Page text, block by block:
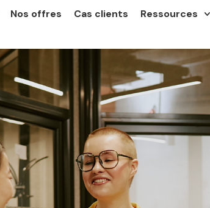
Nos offres Cas clients Ressources